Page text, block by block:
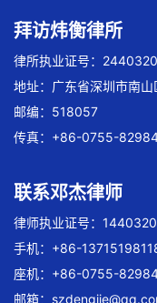
拜访炜衡律所
律所执业证号：
地址：广东省深圳市南
邮编：518057
传真：+86-0755-
联系邓杰律师
律师执业证号：
手机：+86-
座机：+86-0755-
邮箱：